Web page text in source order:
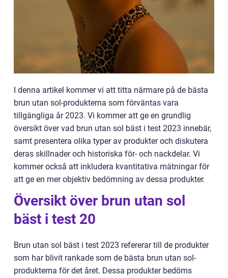
I denna artikel kommer vi att titta närmare på de bästa
brun utan sol-produkterna som förväntas vara
tillgängliga år 2023. Vi kommer att ge en grundlig
översikt över vad brun utan sol bäst i test 2023 innebär,
samt presentera olika typer av produkter och diskutera
deras skillnader och historiska för- och nackdelar. Vi
kommer också att inkludera kvantitativa mätningar för
att ge en mer objektiv bedömning av dessa produkter.
Översikt över brun utan sol
bäst i test 20
Brun utan sol bäst i test 2023 refererar till de produkter
som har blivit rankade som de bästa brun utan sol-
produkterna för det året. Dessa produkter bedöms